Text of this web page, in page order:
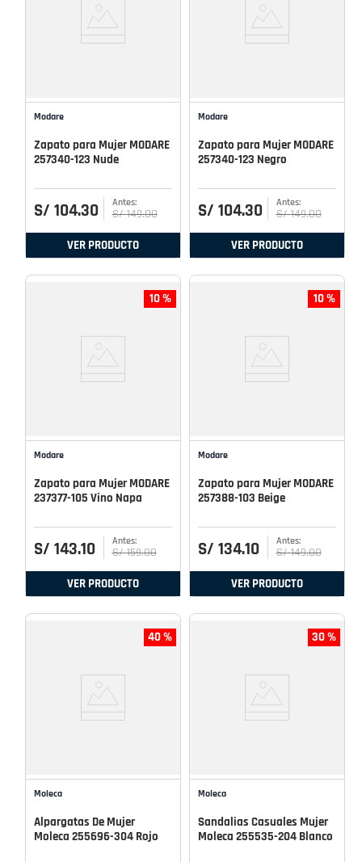
Modare
Zapato para Mujer MODARE
257340-123 Nude
S/ 104.30 S/ 149.00
VER PRODUCTO
Modare
Zapato para Mujer MODARE
257340-123 Negro
S/ 104.30 S/ 149.00
VER PRODUCTO
10 %
Modare
Zapato para Mujer MODARE
237377-105 Vino Napa
S/ 143.10 S/ 159.00
VER PRODUCTO
10 %
Modare
Zapato para Mujer MODARE
257388-103 Beige
S/ 134.10 S/ 149.00
VER PRODUCTO
40 %
Moleca
Alpargatas De Mujer
Moleca 255696-304 Rojo
30 %
Moleca
Sandalias Casuales Mujer
Moleca 255535-204 Blanco